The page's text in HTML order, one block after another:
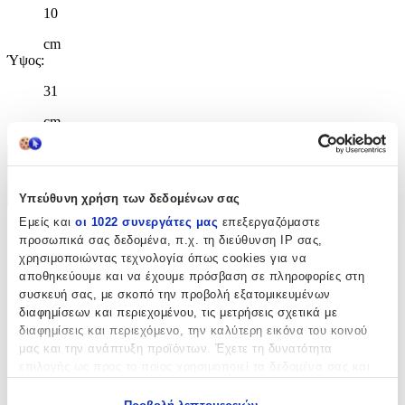
Υπεύθυνη χρήση των δεδομένων σας
Εμείς και οι 1022 συνεργάτες μας επεξεργαζόμαστε
προσωπικά σας δεδομένα, π.χ. τη διεύθυνση IP σας,
χρησιμοποιώντας τεχνολογία όπως cookies για να
αποθηκεύουμε και να έχουμε πρόσβαση σε πληροφορίες στη
συσκευή σας, με σκοπό την προβολή εξατομικευμένων
διαφημίσεων και περιεχομένου, τις μετρήσεις σχετικά με
διαφημίσεις και περιεχόμενο, την καλύτερη εικόνα του κοινού
μας και την ανάπτυξη προϊόντων. Έχετε τη δυνατότητα
10
cm
Ύψος:
31
cm
Χαρακτηριστικά
+
Χαρακτηριστικά
Κατασκευαστής:
Gim
Βασικά Χαρακτηριστικά
Χρώμα: